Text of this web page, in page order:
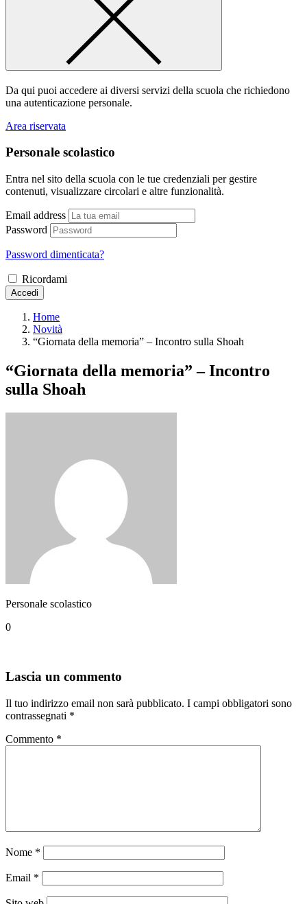
Da qui puoi accedere ai diversi servizi della scuola che richiedono
una autenticazione personale.
Area riservata
Personale scolastico
Entra nel sito della scuola con le tue credenziali per gestire
contenuti, visualizzare circolari e altre funzionalità.
Email address
Password
Password dimenticata?
Ricordami
Accedi
Home
Novità
“Giornata della memoria” – Incontro sulla Shoah
“Giornata della memoria” – Incontro
sulla Shoah
Personale scolastico
0
Lascia un commento
Il tuo indirizzo email non sarà pubblicato. I campi obbligatori sono
contrassegnati *
Commento *
Nome *
Email *